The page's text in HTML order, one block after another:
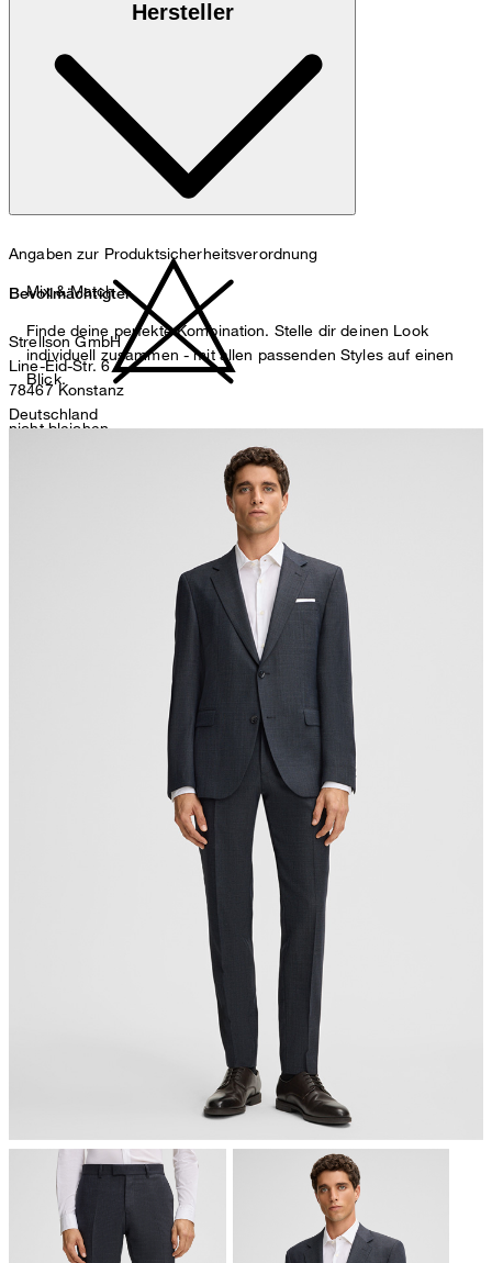
nicht bleichen
Bügeln bei geringer Temperatur
chemische Reinigung mit Perchlorethylen, schonend
Hersteller
Angaben zur Produktsicherheitsverordnung
Bevollmächtigter
Strellson GmbH
Line-Eid-Str. 6
78467 Konstanz
Deutschland
Mix & Match
Finde deine perfekte Kombination. Stelle dir deinen Look
individuell zusammen - mit allen passenden Styles auf einen
Blick.